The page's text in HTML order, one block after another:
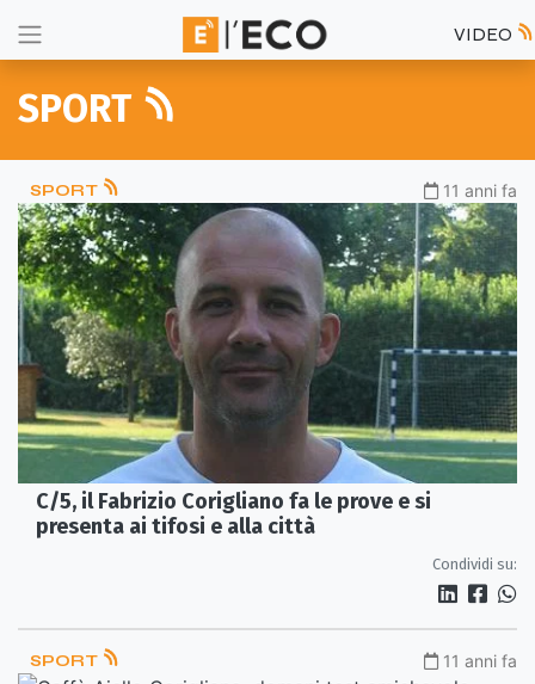
VIDEO
SPORT
SPORT 11 anni fa
C/5, il Fabrizio Corigliano fa le prove e si
presenta ai tifosi e alla città
Condividi su:
SPORT 11 anni fa